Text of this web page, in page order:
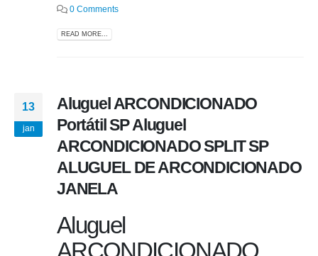
0 Comments
READ MORE...
13
jan
Aluguel ARCONDICIONADO
Portátil SP Aluguel
ARCONDICIONADO SPLIT SP
ALUGUEL DE ARCONDICIONADO
JANELA
Aluguel
ARCONDICIONADO